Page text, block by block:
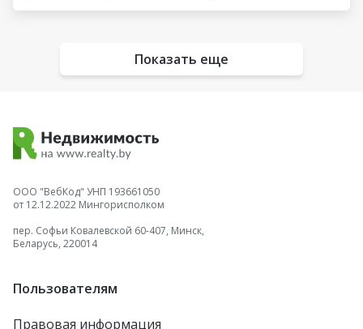
Показать еще
ООО "ВебКод" УНП 193661050
от 12.12.2022 Мингорисполком
пер. Софьи Ковалевской 60-407, Минск,
Беларусь, 220014
Пользователям
Правовая информация